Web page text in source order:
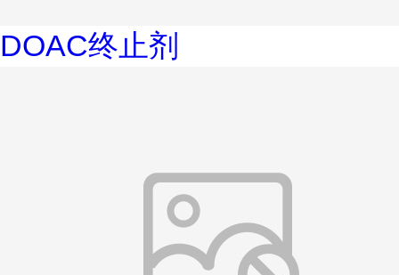
DOAC终止剂